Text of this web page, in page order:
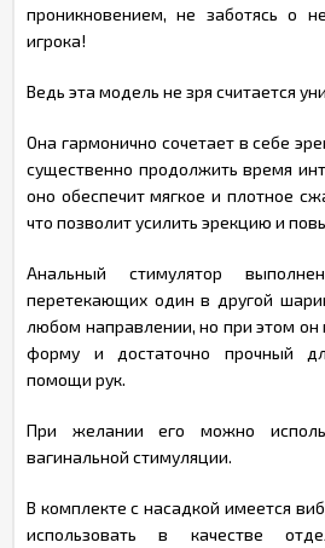
проникновением, не заботясь о
игрока!
Ведь эта модель не зря считается
Она гармонично сочетает в себе
существенно продолжить время
оно обеспечит мягкое и плотное
что позволит усилить эрекцию и
Анальный стимулятор
перетекающих один в другой
любом направлении, но при этом он
форму и достаточно прочный
помощи рук.
При желании его можно
вагинальной стимуляции.
В комплекте с насадкой имеется
использовать в качестве